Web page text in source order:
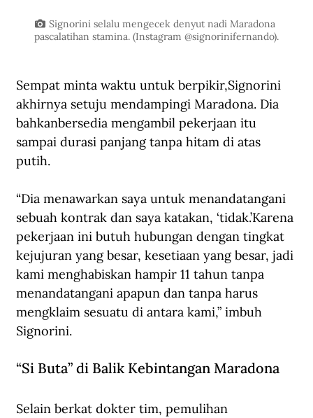
Signorini selalu mengecek denyut nadi Maradona
pascalatihan stamina. (Instagram @signorinifernando).
Sempat minta waktu untuk berpikir,Signorini
akhirnya setuju mendampingi Maradona. Dia
bahkanbersedia mengambil pekerjaan itu
sampai durasi panjang tanpa hitam di atas
putih.
“Dia menawarkan saya untuk menandatangani
sebuah kontrak dan saya katakan, ‘tidak.’Karena
pekerjaan ini butuh hubungan dengan tingkat
kejujuran yang besar, kesetiaan yang besar, jadi
kami menghabiskan hampir 11 tahun tanpa
menandatangani apapun dan tanpa harus
mengklaim sesuatu di antara kami,” imbuh
Signorini.
“Si Buta” di Balik Kebintangan Maradona
Selain berkat dokter tim, pemulihan